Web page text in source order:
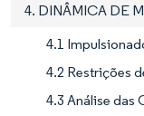
4. DINÂMICA DE
4.1
4.2 Restrições
4.3 Análise das